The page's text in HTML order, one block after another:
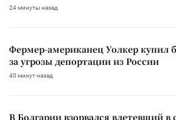
24 минуты назад
Фермер-американец Уолкер купил
за угрозы депортации из России
40 минут назад
В Болгарии взорвался влетевший